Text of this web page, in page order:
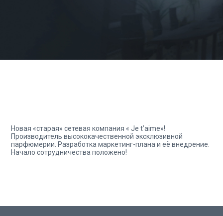
Новая «старая» сетевая компания « Je t’aime»!
Производитель высококачественной эксклюзивной
парфюмерии. Разработка маркетинг-плана и её внедрение.
Начало сотрудничества положено!